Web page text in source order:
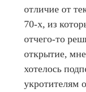
отличие от
70-х, из
отчего-то
открытие,
хотелось
укротителям